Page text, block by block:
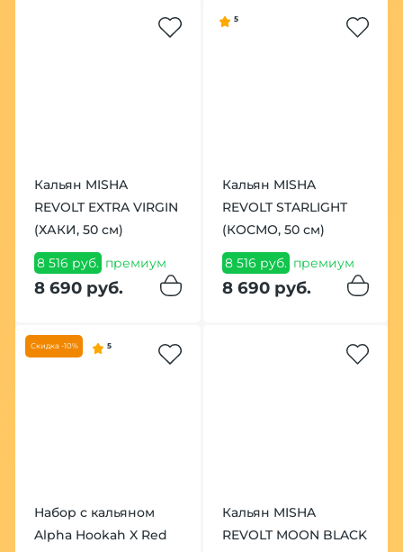
Кальян MISHA
REVOLT EXTRA VIRGIN
(ХАКИ, 50 см)
8 516 руб. премиум
8 690 руб.
5
Кальян MISHA
REVOLT STARLIGHT
(КОСМО, 50 см)
8 516 руб. премиум
8 690 руб.
Скидка -10% 5
Набор с кальяном
Alpha Hookah X Red
Кальян MISHA
REVOLT MOON BLACK